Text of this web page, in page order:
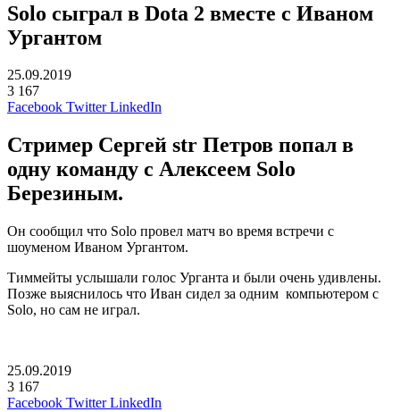
Solo сыграл в Dota 2 вместе с Иваном
Ургантом
25.09.2019
3 167
Facebook Twitter LinkedIn
Cтример Сергей str Петров попал в
одну команду с Алексеем Solo
Березиным.
Он сообщил что Solo провел матч во время встречи с
шоуменом Иваном Ургантом.
Тиммейты услышали голос Урганта и были очень удивлены.
Позже выяснилось что Иван сидел за одним компьютером с
Solо, но сам не играл.
25.09.2019
3 167
Facebook Twitter LinkedIn